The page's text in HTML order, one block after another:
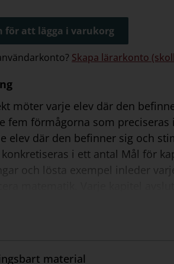
för att lägga i varukorg
Skapa lärarkonto
möter varje elev där den
fem förmågorna som
elev där den befinner sig och
i ett antal Mål för
och lösta exempel inleder
material